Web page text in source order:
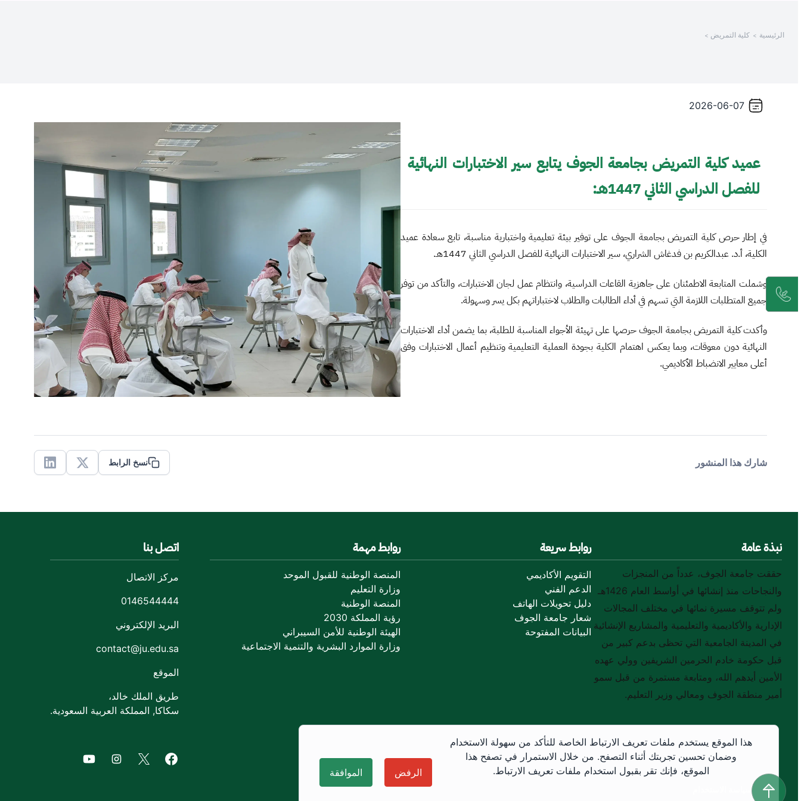
الرئيسية كلية التمريض
2026-06-07
عميد كلية التمريض بجامعة الجوف يتابع سير الاختبارات النهائية
للفصل الدراسي الثاني 1447هـ:
في إطار حرص كلية التمريض بجامعة الجوف على توفير بيئة تعليمية واختبارية مناسبة، تابع سعادة عميد
الكلية، أ.د. عبدالكريم بن فدغاش الشراري، سير الاختبارات النهائية للفصل الدراسي الثاني 1447هـ.
وشملت المتابعة الاطمئنان على جاهزية القاعات الدراسية، وانتظام عمل لجان الاختبارات، والتأكد من توفر
جميع المتطلبات اللازمة التي تسهم في أداء الطالبات والطلاب لاختباراتهم بكل يسر وسهولة.
وأكدت كلية التمريض بجامعة الجوف حرصها على تهيئة الأجواء المناسبة للطلبة، بما يضمن أداء الاختبارات
النهائية دون معوقات، وبما يعكس اهتمام الكلية بجودة العملية التعليمية وتنظيم أعمال الاختبارات وفق
أعلى معايير الانضباط الأكاديمي.
شارك هذا المنشور نسخ الرابط
X
Linkedin
نبذة عامة
حققت جامعة الجوف، عدداً من المنجزات
والنجاحات منذ إنشائها في أواسط العام 1426هـ
ولم تتوقف مسيرة نمائها في مختلف المجالات
الإدارية والأكاديمية والتعليمية والمشاريع الإنشائية
في المدينة الجامعية التي تحظى بدعم كبير من
قبل حكومة خادم الحرمين الشريفين وولي عهده
الأمين أيدهم الله، ومتابعة مستمرة من قبل سمو
أمير منطقة الجوف ومعالي وزير التعليم.
روابط سريعة
التقويم الأكاديمي
الدعم الفني
دليل تحويلات الهاتف
شعار جامعة الجوف
البيانات المفتوحة
روابط مهمة
المنصة الوطنية للقبول الموحد
وزارة التعليم
المنصة الوطنية
رؤية المملكة 2030
الهيئة الوطنية للأمن السيبراني
وزارة الموارد البشرية والتنمية الاجتماعية
اتصل بنا
مركز الاتصال
0146544444
البريد الإلكتروني
contact@ju.edu.sa
الموقع
طريق الملك خالد،
سكاكا, المملكة العربية السعودية.
Facebook of Jouf University
X of Jouf University
of Jouf University
هذا الموقع يستخدم ملفات تعريف الارتباط الخاصة للتأكد من سهولة الاستخدام
وضمان تحسين تجربتك أثناء التصفح. من خلال الاستمرار في تصفح هذا
الموقع، فإنك تقر بقبول استخدام ملفات تعريف الارتباط.
سياسة الاستخدام
الرفض الموافقة